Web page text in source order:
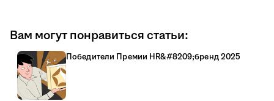
Вам могут понравиться статьи:
Победители Премии HR&#8209;бренд 2025